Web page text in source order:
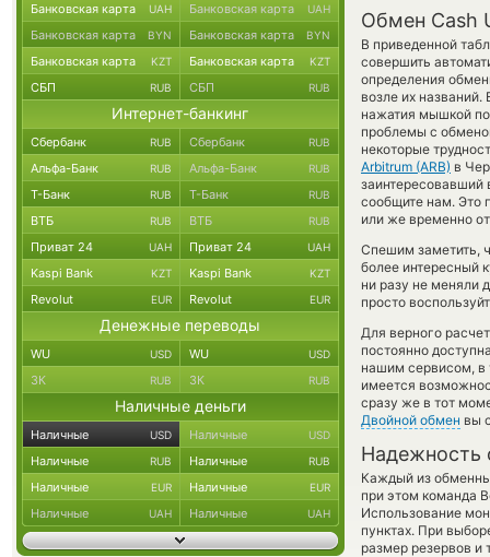
Обмен Cash
В приведенной
совершить
определения
возле их
нажатия мышкой по
проблемы с
некоторые
Arbitrum (ARB) в
заинтересовавший
сообщите нам. Это
или же временно
Спешим заметить,
более интересный
ни разу не меняли
просто
Для верного
постоянно
нашим сервисом, в
имеется
сразу же в тот
Двойной обмен вы
Надежность
Каждый из
при этом команда
Использование
пунктах. При
размер резервов и
Банковская карта UAH Банковская карта UAH
Банковская карта BYN Банковская карта BYN
Банковская карта KZT Банковская карта KZT
СБП RUB СБП RUB
Интернет-банкинг
Сбербанк RUB Сбербанк RUB
Альфа-Банк RUB Альфа-Банк RUB
Т-Банк RUB Т-Банк RUB
ВТБ RUB ВТБ RUB
Приват 24 UAH Приват 24 UAH
Kaspi Bank KZT Kaspi Bank KZT
Revolut EUR Revolut EUR
Денежные переводы
WU USD WU USD
ЗК RUB ЗК RUB
Наличные деньги
Наличные USD Наличные USD
Наличные RUB Наличные RUB
Наличные EUR Наличные EUR
Наличные UAH Наличные UAH